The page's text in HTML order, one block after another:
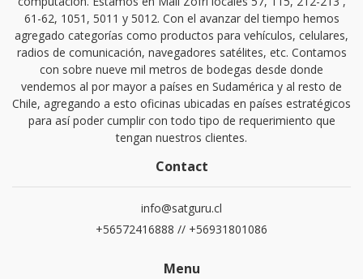
61-62, 1051, 5011 y 5012. Con el avanzar del tiempo hemos
agregado categorías como productos para vehículos, celulares,
radios de comunicación, navegadores satélites, etc. Contamos
con sobre nueve mil metros de bodegas desde donde
vendemos al por mayor a países en Sudamérica y al resto de
Chile, agregando a esto oficinas ubicadas en países estratégicos
para así poder cumplir con todo tipo de requerimiento que
tengan nuestros clientes.
Contact
info@satguru.cl
+56572416888 // +56931801086
Menu